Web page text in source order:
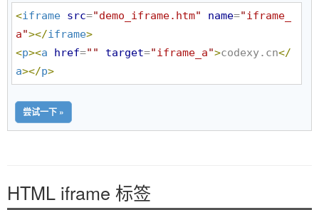
<iframe src="demo_iframe.htm" name="iframe_
a"></iframe>
<p><a href=" " target="iframe_a">codexy.cn</
a></p>
尝试一下 »
HTML iframe 标签